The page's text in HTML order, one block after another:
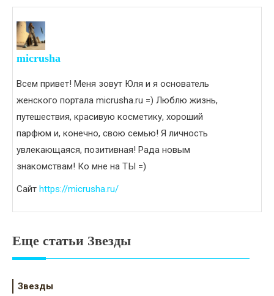
micrusha
Всем привет! Меня зовут Юля и я основатель
женского портала micrusha.ru =) Люблю жизнь,
путешествия, красивую косметику, хороший
парфюм и, конечно, свою семью! Я личность
увлекающаяся, позитивная! Рада новым
знакомствам! Ко мне на ТЫ =)
Сайт https://micrusha.ru/
Еще статьи Звезды
Звезды